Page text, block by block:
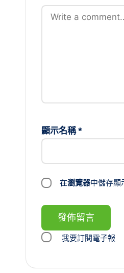
顯示名稱*
在瀏覽器中儲存顯
我要訂閱電子報